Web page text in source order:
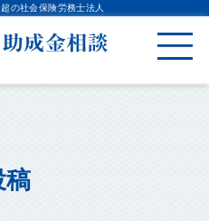
の社会保険労務士法人
稿